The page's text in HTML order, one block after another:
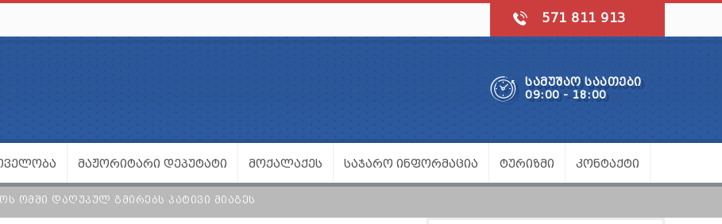
571 811 913
ᲡᲐᲛᲣᲨᲐᲝ ᲡᲐᲐᲗᲔᲑᲘ
09:00 - 18:00
ᲛᲐᲟᲝᲠᲘᲢᲐᲠᲘ ᲓᲔᲞᲣᲢᲐᲢᲘ ᲛᲝᲥᲐᲚᲐᲥᲔᲡ ᲡᲐᲯᲐᲠᲝ ᲘᲜᲤᲝᲠᲛᲐᲪᲘᲐ ᲢᲣᲠᲘᲖᲛᲘ ᲙᲝᲜᲢᲐᲥᲢᲘ
ᲝᲛᲨᲘ ᲓᲐᲦᲣᲞᲣᲚ ᲒᲛᲘᲠᲔᲑᲡ ᲞᲐᲢᲘᲕᲘ ᲛᲘᲐᲒᲔᲡ